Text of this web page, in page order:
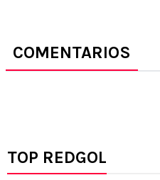
COMENTARIOS
TOP REDGOL